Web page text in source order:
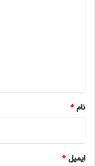
نام*
ایمیل*